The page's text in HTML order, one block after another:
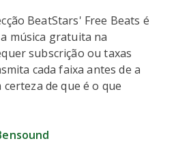
BeatStars' Free Beats é
música gratuita na
subscrição ou taxas
cada faixa antes de a
de que é o que